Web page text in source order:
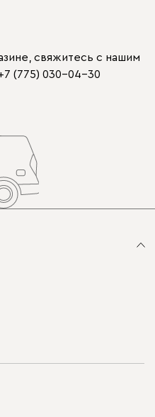
свяжитесь с нашим
(775) 030-04-30